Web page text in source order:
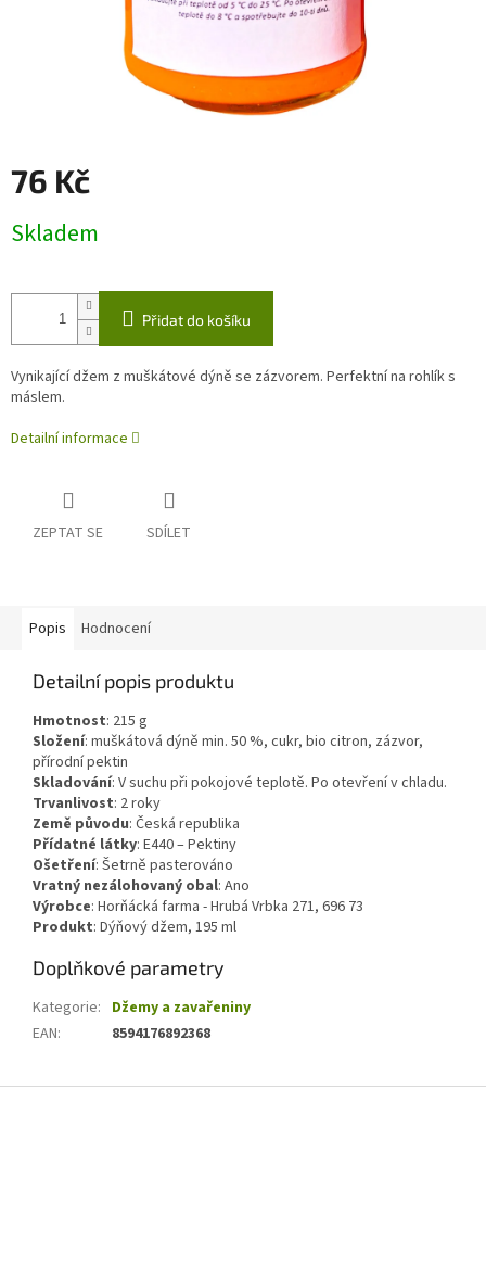
76 Kč
cena:
Skladem
Přidat do košíku
Vynikající džem z muškátové dýně se zázvorem. Perfektní na rohlík s
máslem.
Detailní informace
ZEPTAT SE SDÍLET
Popis Hodnocení
Detailní popis produktu
Hmotnost: 215 g
Složení: muškátová dýně min. 50 %, cukr, bio citron, zázvor,
přírodní pektin
Skladování: V suchu při pokojové teplotě. Po otevření v chladu.
Trvanlivost: 2 roky
Země původu: Česká republika
Přídatné látky: E440 – Pektiny
Ošetření: Šetrně pasterováno
Vratný nezálohovaný obal: Ano
Výrobce: Horňácká farma - Hrubá Vrbka 271, 696 73
Produkt: Dýňový džem, 195 ml
Doplňkové parametry
Kategorie: Džemy a zavařeniny
EAN: 8594176892368